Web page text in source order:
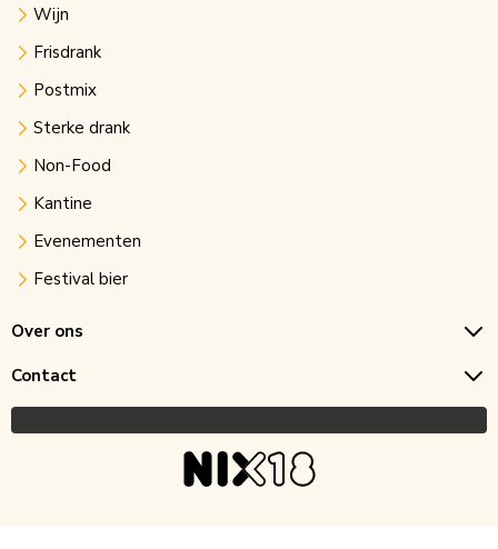
Wijn
Frisdrank
Postmix
Sterke drank
Non-Food
Kantine
Evenementen
Festival bier
Over ons
Contact